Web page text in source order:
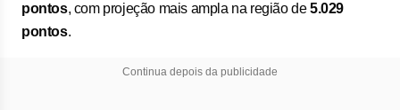
pontos, com projeção mais ampla na região de5.029
pontos.
Continua depois da publicidade